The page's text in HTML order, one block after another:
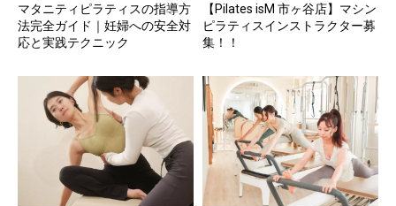
マタニティピラティスの指導方
法完全ガイド｜妊婦への安全対
応と実践テクニック
【Pilates isM 市ヶ谷店】マシン
ピラティスインストラクター募
集！！